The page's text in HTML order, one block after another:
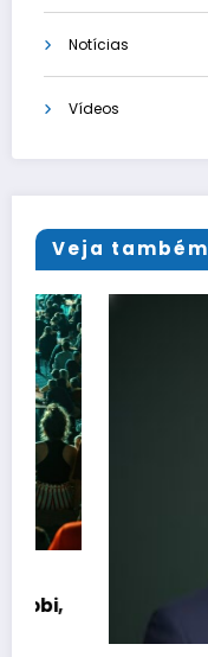
Notícias
Vídeos
Veja também